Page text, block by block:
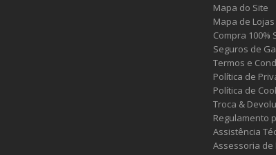
Mapa do Site
Mapa de Lojas
Compra 100%
Seguros de
Termos e
Política de
Política de
Troca &
Regulamento
Assistência
Assessoria de